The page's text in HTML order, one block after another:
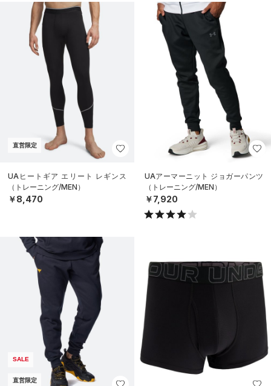
直営限定
UAヒートギア エリート レギンス
（トレーニング/MEN）
￥8,470
UAアーマーニット ジョガーパンツ
（トレーニング/MEN）
￥7,920
SALE
直営限定